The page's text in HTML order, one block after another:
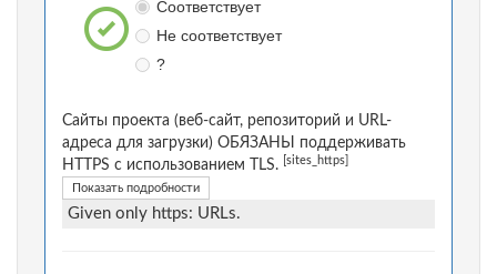
Соответствует
Не соответствует
?
Сайты проекта (веб-сайт, репозиторий и URL-
адреса для загрузки) ОБЯЗАНЫ поддерживать
HTTPS с использованием TLS.
[sites_https]
Показать подробности
Given only https: URLs.